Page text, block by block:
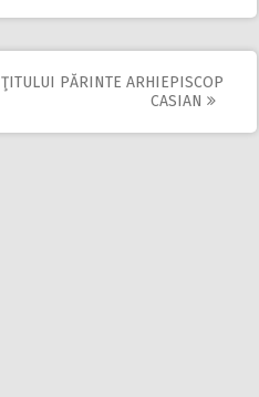
PĂRINTE ARHIEPISCOP
CASIAN